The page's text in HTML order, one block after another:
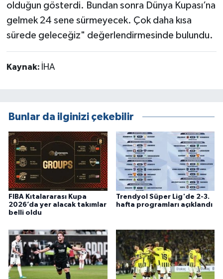
olduğun gösterdi. Bundan sonra Dünya Kupası’na
gelmek 24 sene sürmeyecek. Çok daha kısa
sürede geleceğiz" değerlendirmesinde bulundu.
Kaynak: İHA
Bunlar da ilginizi çekebilir
FIBA Kıtalararası Kupa
2026’da yer alacak takımlar
belli oldu
Trendyol Süper Lig'de 2-3.
hafta programları açıklandı